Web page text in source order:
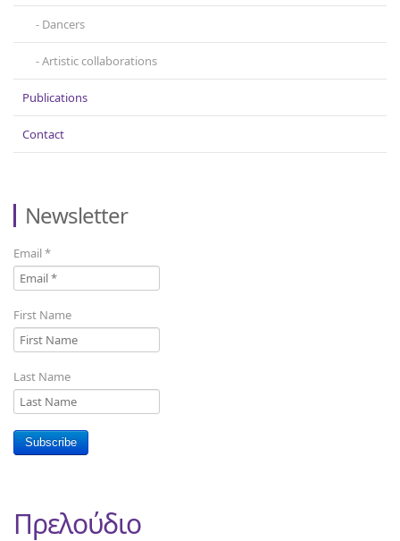
Dancers
Artistic collaborations
Publications
Contact
Newsletter
Email*
First Name
Last Name
Subscribe
Πρελούδιο